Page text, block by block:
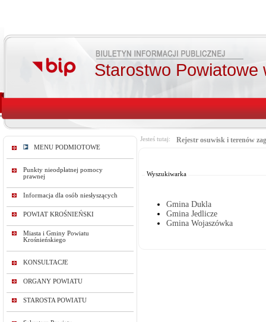
Starostwo Powiatowe
MENU PODMIOTOWE
Punkty nieodpłatnej pomocy
prawnej
Informacja dla osób niesłyszących
POWIAT KROŚNIEŃSKI
Miasta i Gminy Powiatu
Krośnieńskiego
KONSULTACJE
ORGANY POWIATU
STAROSTA POWIATU
Jesteś tutaj: Rejestr osuwisk i terenów
Wyszukiwarka
Gmina Dukla
Gmina Jedlicze
Gmina Wojaszówka